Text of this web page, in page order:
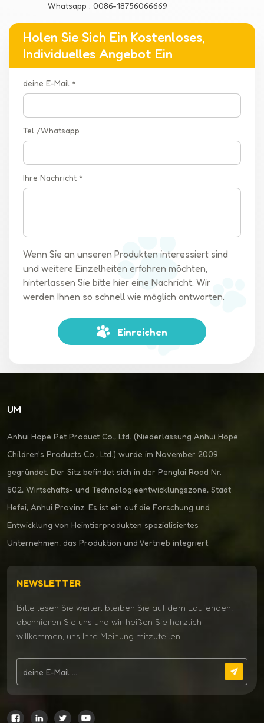
Whatsapp : 0086-18756066669
Holen Sie Sich Ein Kostenloses,
Individuelles Angebot Ein
deine E-Mail *
Tel /Whatsapp
Ihre Nachricht *
Wenn Sie an unseren Produkten interessiert sind
und weitere Einzelheiten erfahren möchten,
hinterlassen Sie bitte hier eine Nachricht. Wir
werden Ihnen so schnell wie möglich antworten.
Einreichen
UM
Anhui Hope Pet Product Co., Ltd. (Niederlassung Anhui Hope
Children's Products Co., Ltd.) wurde im November 2009
gegründet. Der Sitz befindet sich in der Penglai Road Nr.
602, Wirtschafts- und Technologieentwicklungszone, Stadt
Hefei, Anhui Provinz. Es ist ein auf die Forschung und
Entwicklung von Heimtierprodukten spezialisiertes
Unternehmen, das Produktion und Vertrieb integriert.
NEWSLETTER
Bitte lesen Sie weiter, bleiben Sie auf dem Laufenden,
abonnieren Sie uns und wir heißen Sie herzlich
willkommen, uns Ihre Meinung mitzuteilen.